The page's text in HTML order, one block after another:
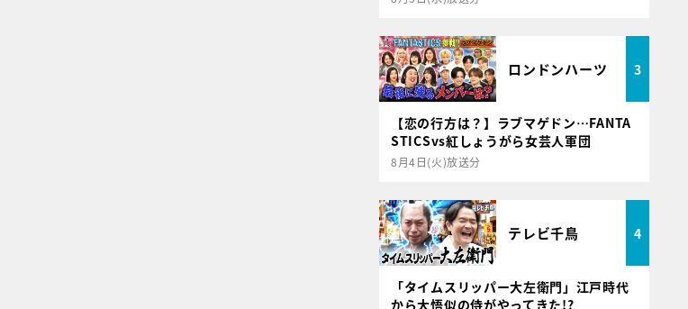
ロンドンハーツ 3
【恋の行方は？】ラブマゲドン…FANTA
STICSvs紅しょうがら女芸人軍団
8月4日(火)放送分
テレビ千鳥 4
「タイムスリッパー大左衛門」江戸時代
から大悟似の侍がやってきた!?